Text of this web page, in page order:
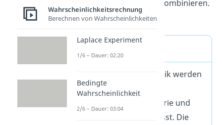
miteinander zu kombinieren.
Mit dem Begriff Stochastik werden
in Mathe die Bereiche
Wahrscheinlichkeitstheorie und
Statistik zusammengefasst. Die
Wahrscheinlichkeitsrechnung
Berechnen von Wahrscheinlichkeiten
Laplace Experiment
1/6 – Dauer: 02:20
Bedingte
Wahrscheinlichkeit
2/6 – Dauer: 03:04